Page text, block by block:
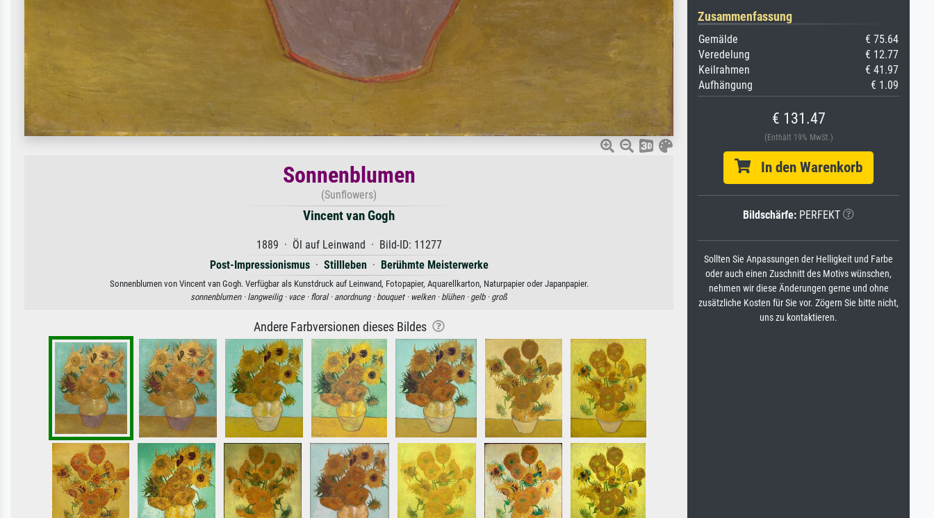
Sonnenblumen
(Sunflowers)
Vincent van Gogh
1889 · Öl auf Leinwand · Bild-ID: 11277
Post-Impressionismus· Stillleben · Berühmte Meisterwerke
Sonnenblumen von Vincent van Gogh. Verfügbar als Kunstdruck auf Leinwand, Fotopapier, Aquarellkarton, Naturpapier oder Japanpapier.
sonnenblumen · langweilig · vace · floral · anordnung · bouquet · welken · blühen · gelb · groß
Andere Farbversionen dieses Bildes
Zusammenfassung
Gemälde
€ 75.64
Veredelung
€ 12.77
Keilrahmen
€ 41.97
Aufhängung
€ 1.09
€ 131.47
(Enthält 19% MwSt.)
In den Warenkorb
Bildschärfe: PERFEKT
Sollten Sie Anpassungen der Helligkeit und Farbe
oder auch einen Zuschnitt des Motivs wünschen,
nehmen wir diese Änderungen gerne und ohne
zusätzliche Kosten für Sie vor. Zögern Sie bitte nicht,
uns zu kontaktieren.